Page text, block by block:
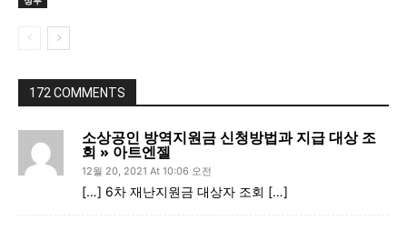
172 COMMENTS
소상공인 방역지원금 신청방법과 지급 대상 조
회 » 아트엔젤
12월 20, 2021 At 10:06 오전
[…] 6차 재난지원금 대상자 조회 […]